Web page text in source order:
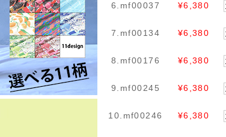
6.mf00037 ¥6,380
7.mf00134 ¥6,380
8.mf00176 ¥6,380
9.mf00245 ¥6,380
10.mf00246 ¥6,380